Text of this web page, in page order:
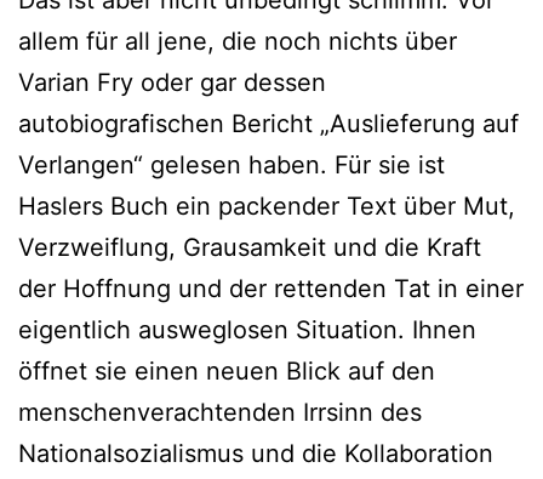
allem für all jene, die noch nichts über
Varian Fry oder gar dessen
autobiografischen Bericht „Auslieferung auf
Verlangen“ gelesen haben. Für sie ist
Haslers Buch ein packender Text über Mut,
Verzweiflung, Grausamkeit und die Kraft
der Hoffnung und der rettenden Tat in einer
eigentlich ausweglosen Situation. Ihnen
öffnet sie einen neuen Blick auf den
menschenverachtenden Irrsinn des
Nationalsozialismus und die Kollaboration